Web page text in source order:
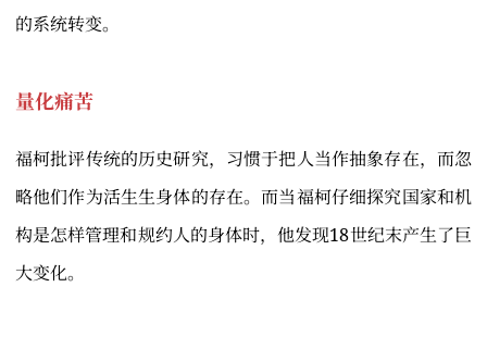
的系统转变。
量化痛苦
福柯批评传统的历史研究，习惯于把人当作抽象存在，而忽
略他们作为活生生身体的存在。而当福柯仔细探究国家和机
构是怎样管理和规约人的身体时，他发现18世纪末产生了巨
大变化。